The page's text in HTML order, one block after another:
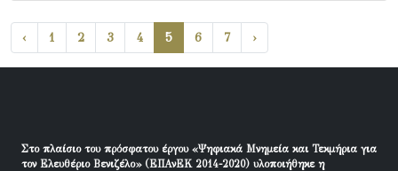
‹ 1 2 3 4 5 6 7 ›
Στο πλαίσιο του πρόσφατου έργου «Ψηφιακά Μνημεία και Τεκμήρια για
τον Ελευθέριο Βενιζέλο» (ΕΠΑνΕΚ 2014-2020) υλοποιήθηκε η